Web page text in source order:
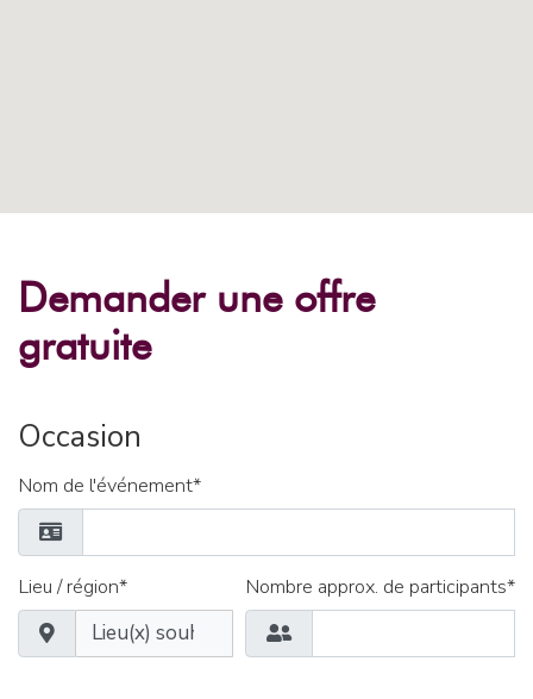
Demander une offre
gratuite
Occasion
Nom de l'événement*
Lieu / région* Nombre approx. de participants*